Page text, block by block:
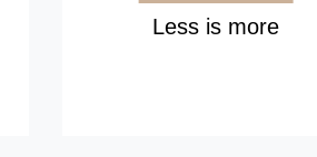
Less is more